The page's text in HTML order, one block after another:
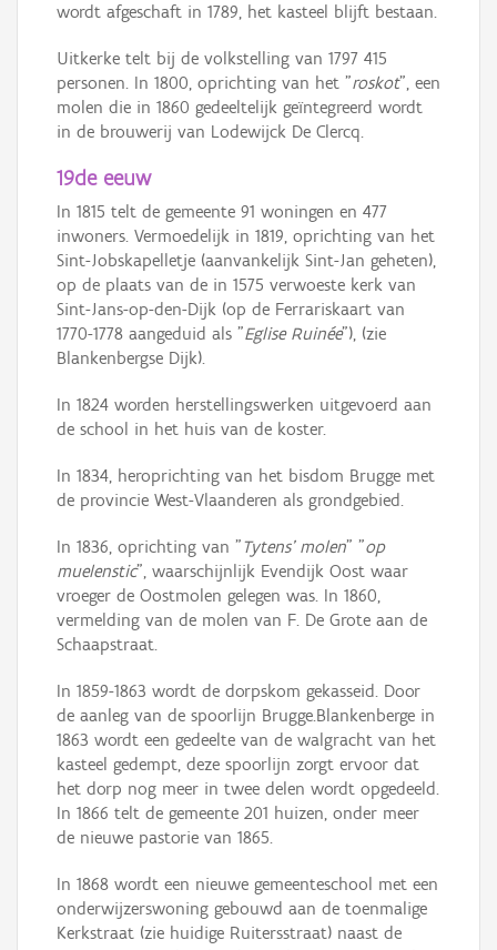
wordt afgeschaft in 1789, het kasteel blijft bestaan.
Uitkerke telt bij de volkstelling van 1797 415
personen. In 1800, oprichting van het "roskot", een
molen die in 1860 gedeeltelijk geïntegreerd wordt
in de brouwerij van Lodewijck De Clercq.
19de eeuw
In 1815 telt de gemeente 91 woningen en 477
inwoners. Vermoedelijk in 1819, oprichting van het
Sint-Jobskapelletje (aanvankelijk Sint-Jan geheten),
op de plaats van de in 1575 verwoeste kerk van
Sint-Jans-op-den-Dijk (op de Ferrariskaart van
1770-1778 aangeduid als "Eglise Ruinée"), (zie
Blankenbergse Dijk).
In 1824 worden herstellingswerken uitgevoerd aan
de school in het huis van de koster.
In 1834, heroprichting van het bisdom Brugge met
de provincie West-Vlaanderen als grondgebied.
In 1836, oprichting van "Tytens' molen" "op
muelenstic", waarschijnlijk Evendijk Oost waar
vroeger de Oostmolen gelegen was. In 1860,
vermelding van de molen van F. De Grote aan de
Schaapstraat.
In 1859-1863 wordt de dorpskom gekasseid. Door
de aanleg van de spoorlijn Brugge.Blankenberge in
1863 wordt een gedeelte van de walgracht van het
kasteel gedempt, deze spoorlijn zorgt ervoor dat
het dorp nog meer in twee delen wordt opgedeeld.
In 1866 telt de gemeente 201 huizen, onder meer
de nieuwe pastorie van 1865.
In 1868 wordt een nieuwe gemeenteschool met een
onderwijzerswoning gebouwd aan de toenmalige
Kerkstraat (zie huidige Ruitersstraat) naast de